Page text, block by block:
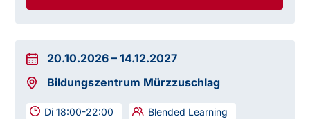
20.10.2026 –14.12.2027
Bildungszentrum Mürzzuschlag
Di 18:00-22:00 Blended Learning